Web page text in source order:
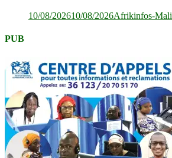
10/08/202610/08/2026Afrikinfos-Mali
PUB